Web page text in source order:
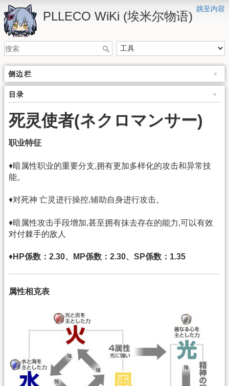
跳至内容
PLLECO WiKi (埃米尔物语)
侧边栏
目录
死灵使者(ネクロマンサー)
职业特征
♦暗属性职业的重要分支,拥有更加多样化的攻击和异常技
能。
♦对死神 亡灵进行操控,辅助自身进行攻击。
♦暗属性攻击手段增加,甚至拥有抹去存在的能力,可以有效
对付棘手的敌人
♦HP係数：2.30、MP係数：2.30、SP係数：1.35
属性相克表